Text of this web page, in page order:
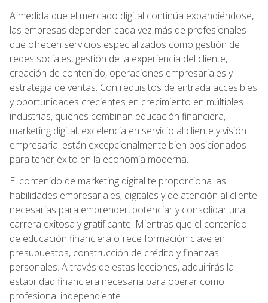
A medida que el mercado digital continúa expandiéndose,
las empresas dependen cada vez más de profesionales
que ofrecen servicios especializados como gestión de
redes sociales, gestión de la experiencia del cliente,
creación de contenido, operaciones empresariales y
estrategia de ventas. Con requisitos de entrada accesibles
y oportunidades crecientes en crecimiento en múltiples
industrias, quienes combinan educación financiera,
marketing digital, excelencia en servicio al cliente y visión
empresarial están excepcionalmente bien posicionados
para tener éxito en la economía moderna.
El contenido de marketing digital te proporciona las
habilidades empresariales, digitales y de atención al cliente
necesarias para emprender, potenciar y consolidar una
carrera exitosa y gratificante. Mientras que el contenido
de educación financiera ofrece formación clave en
presupuestos, construcción de crédito y finanzas
personales. A través de estas lecciones, adquirirás la
estabilidad financiera necesaria para operar como
profesional independiente.